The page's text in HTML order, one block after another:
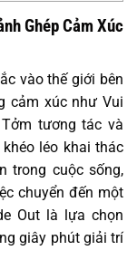
Ghép Cảm Xúc
vào thế giới bên
cảm xúc như Vui
tương tác và
léo khai thác
trong cuộc sống,
chuyển đến một
Out là lựa chọn
giây phút giải trí